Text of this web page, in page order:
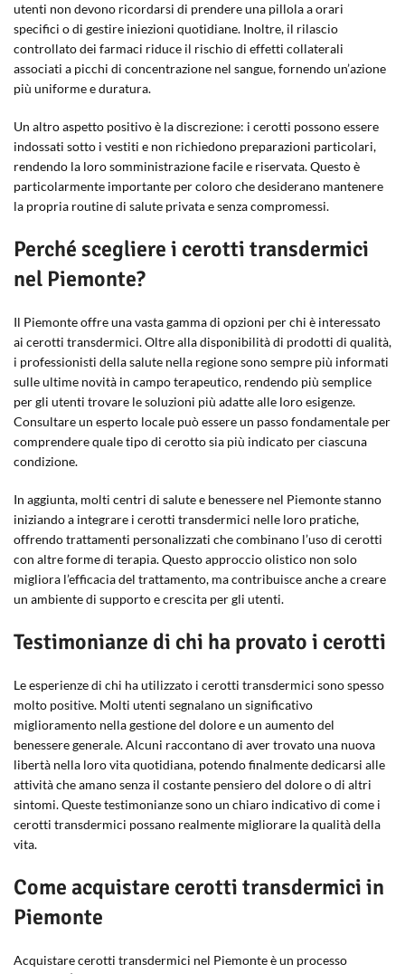
utenti non devono ricordarsi di prendere una pillola a orari
specifici o di gestire iniezioni quotidiane. Inoltre, il rilascio
controllato dei farmaci riduce il rischio di effetti collaterali
associati a picchi di concentrazione nel sangue, fornendo un’azione
più uniforme e duratura.
Un altro aspetto positivo è la discrezione: i cerotti possono essere
indossati sotto i vestiti e non richiedono preparazioni particolari,
rendendo la loro somministrazione facile e riservata. Questo è
particolarmente importante per coloro che desiderano mantenere
la propria routine di salute privata e senza compromessi.
Perché scegliere i cerotti transdermici
nel Piemonte?
Il Piemonte offre una vasta gamma di opzioni per chi è interessato
ai cerotti transdermici. Oltre alla disponibilità di prodotti di qualità,
i professionisti della salute nella regione sono sempre più informati
sulle ultime novità in campo terapeutico, rendendo più semplice
per gli utenti trovare le soluzioni più adatte alle loro esigenze.
Consultare un esperto locale può essere un passo fondamentale per
comprendere quale tipo di cerotto sia più indicato per ciascuna
condizione.
In aggiunta, molti centri di salute e benessere nel Piemonte stanno
iniziando a integrare i cerotti transdermici nelle loro pratiche,
offrendo trattamenti personalizzati che combinano l’uso di cerotti
con altre forme di terapia. Questo approccio olistico non solo
migliora l’efficacia del trattamento, ma contribuisce anche a creare
un ambiente di supporto e crescita per gli utenti.
Testimonianze di chi ha provato i cerotti
Le esperienze di chi ha utilizzato i cerotti transdermici sono spesso
molto positive. Molti utenti segnalano un significativo
miglioramento nella gestione del dolore e un aumento del
benessere generale. Alcuni raccontano di aver trovato una nuova
libertà nella loro vita quotidiana, potendo finalmente dedicarsi alle
attività che amano senza il costante pensiero del dolore o di altri
sintomi. Queste testimonianze sono un chiaro indicativo di come i
cerotti transdermici possano realmente migliorare la qualità della
vita.
Come acquistare cerotti transdermici in
Piemonte
Acquistare cerotti transdermici nel Piemonte è un processo